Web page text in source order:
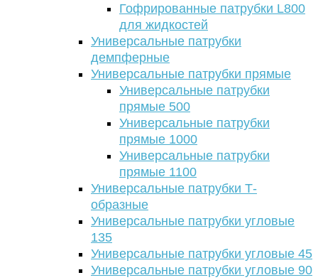
Гофрированные патрубки L800
для жидкостей
Универсальные патрубки
демпферные
Универсальные патрубки прямые
Универсальные патрубки
прямые 500
Универсальные патрубки
прямые 1000
Универсальные патрубки
прямые 1100
Универсальные патрубки Т-
образные
Универсальные патрубки угловые
135
Универсальные патрубки угловые 45
Универсальные патрубки угловые 90